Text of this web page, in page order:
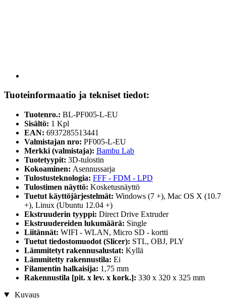
Tuoteinformaatio ja tekniset tiedot:
Tuotenro.: BL-PF005-L-EU
Sisältö: 1 Kpl
EAN: 6937285513441
Valmistajan nro: PF005-L-EU
Merkki (valmistaja): Bambu Lab
Tuotetyypit: 3D-tulostin
Kokoaminen: Asennussarja
Tulostusteknologia: FFF - FDM - LPD
Tulostimen näyttö: Kosketusnäyttö
Tuetut käyttöjärjestelmät: Windows (7 +), Mac OS X (10.7
+), Linux (Ubuntu 12.04 +)
Ekstruuderin tyyppi: Direct Drive Extruder
Ekstruudereiden lukumäärä: Single
Liitännät: WIFI - WLAN, Micro SD - kortti
Tuetut tiedostomuodot (Slicer): STL, OBJ, PLY
Lämmitetyt rakennusalustat: Kyllä
Lämmitetty rakennustila: Ei
Filamentin halkaisija: 1,75 mm
Rakennustila [pit. x lev. x kork.]: 330 x 320 x 325 mm
Kuvaus